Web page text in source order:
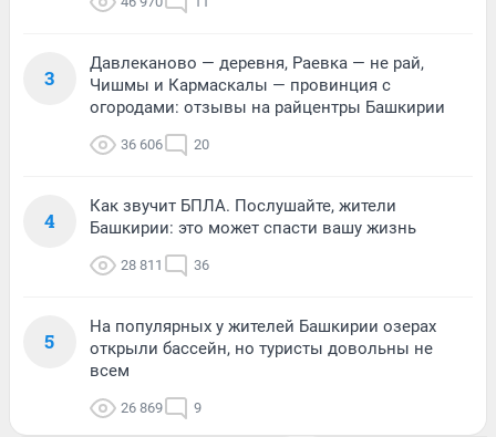
3
Давлеканово — деревня, Раевка — не рай,
Чишмы и Кармаскалы — провинция с
огородами: отзывы на райцентры Башкирии
36 606 20
4
Как звучит БПЛА. Послушайте, жители
Башкирии: это может спасти вашу жизнь
28 811 36
5
На популярных у жителей Башкирии озерах
открыли бассейн, но туристы довольны не
всем
26 869 9